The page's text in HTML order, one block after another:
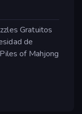
Gratuitos
de
of Mahjong